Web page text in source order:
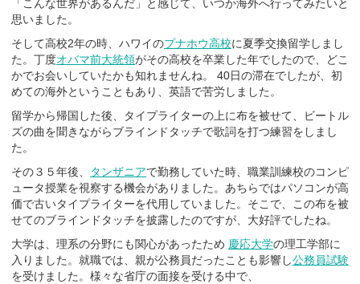
「こんな世界があるんだ」と感じて、いつか海外へ行ってみたいと
思いました。
そして高校2年の時、ハワイのプナホウ高校に夏季交換留学しまし
た。丁度オバマ前大統領がその高校を卒業した年でしたので、どこ
かでお会いしていたかも知れませんね。 40日の滞在でしたが、初
めての海外ということもあり、英語で苦労しました。
留学から帰国した後、タイプライターの上に布を被せて、ビートル
ズの曲を聞きながらブラインドタッチで歌詞を打つ練習をしまし
た。
その３５年後、
タンザニアで勤務していた時、職業訓練校のコンピ
ュータ授業を視察する機会がありました。あちらではパソコンが高
価で古いタイプライターを代用していました。そこで、この布を被
せてのブラインドタッチを披露したのですが、大好評でしたね。
大学は、理系の分野にも関心があったため 慶応大学の理工学部に
入りました。就職では、親が公務員だったことも影響し公務員試験
を受けました。様々な省庁の面接を受ける中で、